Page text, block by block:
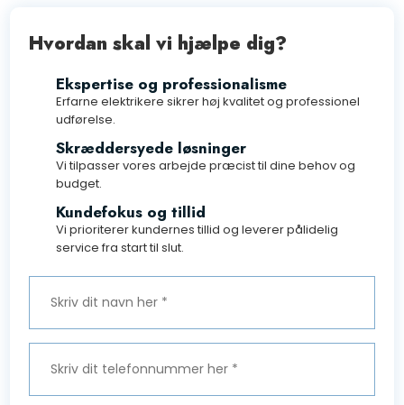
Hvordan skal vi hjælpe dig?
Ekspertise og professionalisme
Erfarne elektrikere sikrer høj kvalitet og professionel
udførelse.
​Skræddersyede løsninger
Vi tilpasser vores arbejde præcist til dine behov og
budget.
​Kundefokus og tillid
Vi prioriterer kundernes tillid og leverer pålidelig
service fra start til slut.​